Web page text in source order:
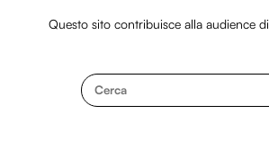
Questo sito contribuisce alla audience di
Cerca